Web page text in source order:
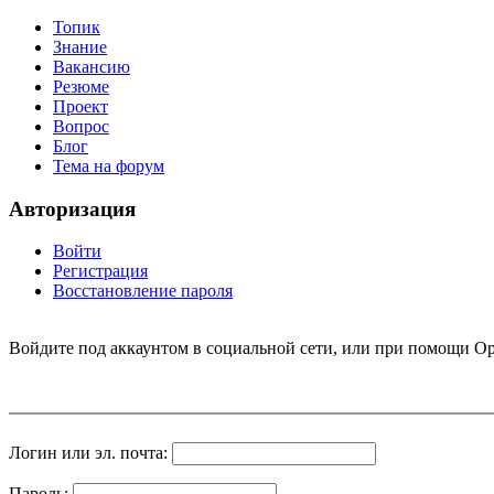
Топик
Знание
Вакансию
Резюме
Проект
Вопрос
Блог
Тема на форум
Авторизация
Войти
Регистрация
Восстановление пароля
Войдите под аккаунтом в социальной сети, или при помощи
Логин или эл. почта: